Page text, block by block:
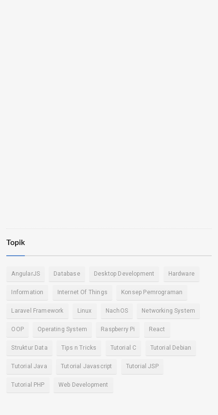
Topik
AngularJS Database Desktop Development Hardware
Information Internet Of Things Konsep Pemrograman
Laravel Framework Linux NachOS Networking System
OOP Operating System Raspberry Pi React
Struktur Data Tips n Tricks Tutorial C Tutorial Debian
Tutorial Java Tutorial Javascript Tutorial JSP
Tutorial PHP Web Development